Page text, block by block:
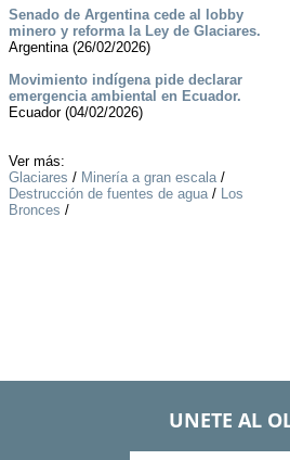
Senado de Argentina cede al lobby
minero y reforma la Ley de Glaciares.
Argentina (26/02/2026)
Movimiento indígena pide declarar
emergencia ambiental en Ecuador.
Ecuador (04/02/2026)
Ver más:
Glaciares / Minería a gran escala/
Destrucción de fuentes de agua/ Los
Bronces /
UNETE AL